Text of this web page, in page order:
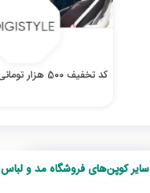
کد تخفیف 500 هزار تومانی دیجی استایل
سایر کوپن‌های فروشگاه مد و لباس